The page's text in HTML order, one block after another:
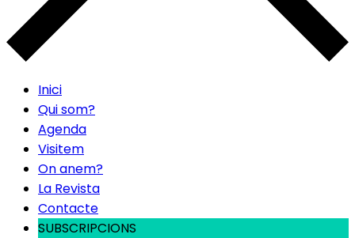
Inici
Qui som?
Agenda
Visitem
On anem?
La Revista
Contacte
SUBSCRIPCIONS